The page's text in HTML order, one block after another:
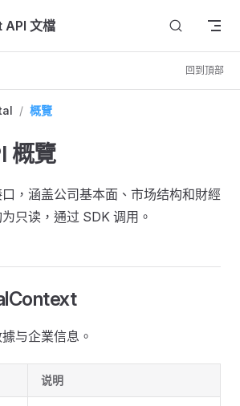
文檔
回到頂部
/ 概覽
概覽
，涵盖公司基本面、市场结构和財經
只读，通过 SDK 调用。
与企業信息。
说明